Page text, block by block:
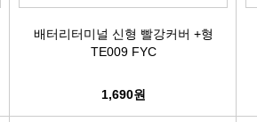
배터리터미널 신형 빨강커버 +형
TE009 FYC
1,690원